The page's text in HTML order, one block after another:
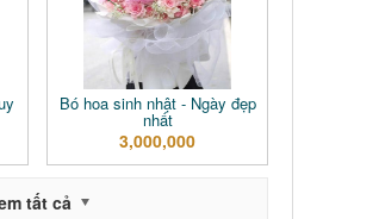
Bó hoa sinh nhật - Ngày đẹp
nhất
3,000,000
tất cả